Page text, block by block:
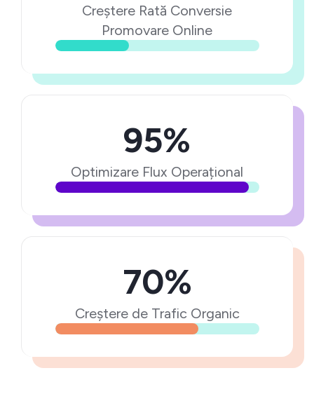
Creștere Rată Conversie
Promovare Online
95%
Optimizare Flux Operațional
70%
Creștere de Trafic Organic